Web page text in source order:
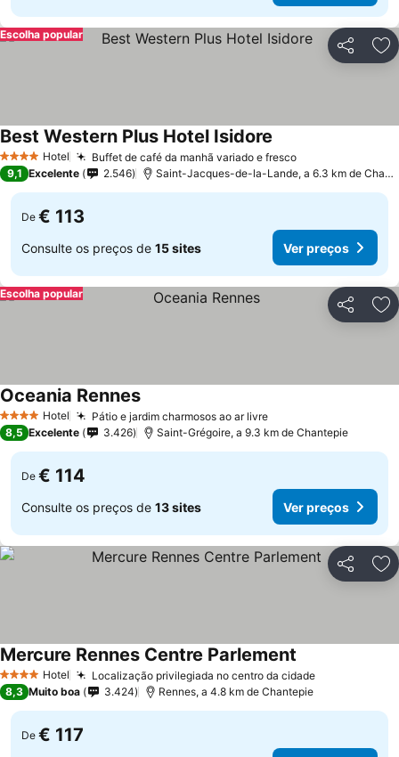
Partilhar
Escolha popular
4 EstrelasHotel Buffet de café da manhã variado e fresco
Best Western Plus Hotel Isidore
9,1 Excelente 2.546 Saint-Jacques-de-la-Lande, a 6.3 km de Chantepie
De € 113
Consulte os preços de 15 sites Ver preços
Partilhar
Escolha popular
4 EstrelasHotel Pátio e jardim charmosos ao ar livre
Oceania Rennes
8,5 Excelente 3.426 Saint-Grégoire, a 9.3 km de Chantepie
De € 114
Consulte os preços de 13 sites Ver preços
Partilhar
4 EstrelasHotel Localização privilegiada no centro da cidade
Mercure Rennes Centre Parlement
8,3 Muito boa 3.424 Rennes, a 4.8 km de Chantepie
De € 117